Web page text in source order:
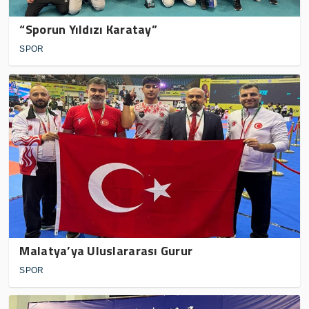
“Sporun Yıldızı Karatay”
SPOR
Malatya’ya Uluslararası Gurur
SPOR